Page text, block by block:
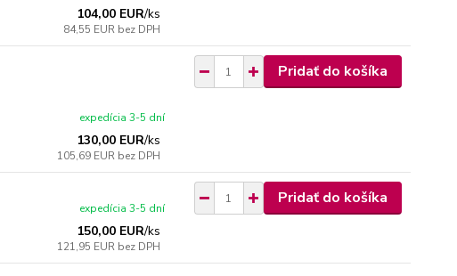
104,00 EUR/ks
84,55 EUR bez DPH
130,00 EUR/ks
105,69 EUR bez DPH
expedícia 3-5 dní
Pridať do košíka
150,00 EUR/ks
121,95 EUR bez DPH
expedícia 3-5 dní
Pridať do košíka